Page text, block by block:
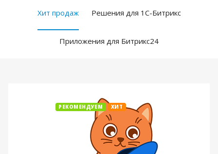
Хит продаж Решения для 1С-Битрикс
Приложения для Битрикс24
РЕКОМЕНДУЕМ ХИТ